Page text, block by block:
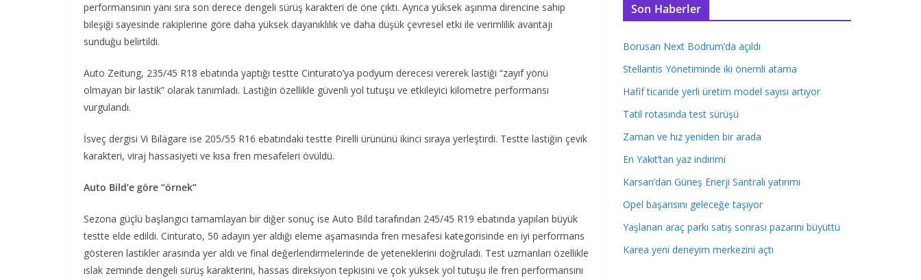
performansının yanı sıra son derece dengeli sürüş karakteri de öne çıktı. Ayrıca yüksek aşınma direncine sahip
bileşiği sayesinde rakiplerine göre daha yüksek dayanıklılık ve daha düşük çevresel etki ile verimlilik avantajı
sunduğu belirtildi.
Auto Zeitung, 235/45 R18 ebatında yaptığı testte Cinturato’ya podyum derecesi vererek lastiği “zayıf yönü
olmayan bir lastik” olarak tanımladı. Lastiğin özellikle güvenli yol tutuşu ve etkileyici kilometre performansı
vurgulandı.
İsveç dergisi Vi Bilägare ise 205/55 R16 ebatındaki testte Pirelli ürününü ikinci sıraya yerleştirdi. Testte lastiğin çevik
karakteri, viraj hassasiyeti ve kısa fren mesafeleri övüldü.
Auto Bild’e göre “örnek”
Sezona güçlü başlangıcı tamamlayan bir diğer sonuç ise Auto Bild tarafından 245/45 R19 ebatında yapılan büyük
testte elde edildi. Cinturato, 50 adayın yer aldığı eleme aşamasında fren mesafesi kategorisinde en iyi performans
gösteren lastikler arasında yer aldı ve final değerlendirmelerinde de yeteneklerini doğruladı. Test uzmanları özellikle
ıslak zeminde dengeli sürüş karakterini, hassas direksiyon tepkisini ve çok yüksek yol tutuşu ile fren performansını
Son Haberler
Borusan Next Bodrum’da açıldı
Stellantis Yönetiminde iki önemli atama
Hafif ticaride yerli üretim model sayısı artıyor
Tatil rotasında test sürüşü
Zaman ve hız yeniden bir arada
En Yakıt’tan yaz indirimi
Karsan’dan Güneş Enerji Santrali yatırımı
Opel başarısını geleceğe taşıyor
Yaşlanan araç parkı satış sonrası pazarını büyüttü
Karea yeni deneyim merkezini açtı